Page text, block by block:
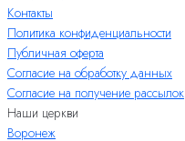
Контакты
Политика конфиденциальности
Публичная оферта
Согласие на обработку данных
Согласие на получение рассылок
Наши церкви
Воронеж